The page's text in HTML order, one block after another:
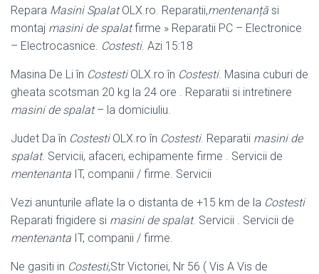
Repara Masini SpalatOLX.ro. Reparatii,mentenanțăsi
montaj masini de spalatfirme » Reparatii PC – Electronice
– Electrocasnice. Costesti. Azi 15:18
Masina De Li în CostestiOLX.ro în Costesti. Masina cuburi de
gheata scotsman 20 kg la 24 ore . Reparatii si intretinere
masini de spalat– la domiciuliu.
Judet Da în CostestiOLX.ro în Costesti. Reparatii masini de
spalat. Servicii, afaceri, echipamente firme . Servicii de
mentenanta IT, companii / firme. Servicii
Vezi anunturile aflate la o distanta de +15 km de la Costesti
Reparati frigidere si masini de spalat. Servicii . Servicii de
mentenanta IT, companii / firme.
Ne gasiti in Costesti,Str Victoriei, Nr 56 ( Vis A Vis de